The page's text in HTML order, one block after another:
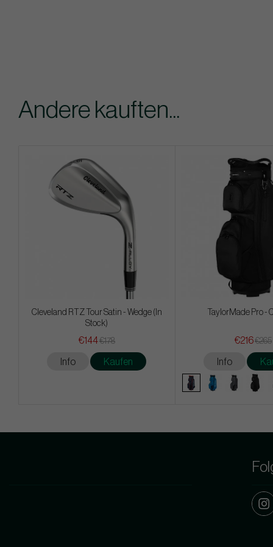
Andere kauften...
Cleveland RTZ Tour Satin - Wedge (In
Stock)
€144€178
Info Kaufen
TaylorMade Pro -
€216€265
Info